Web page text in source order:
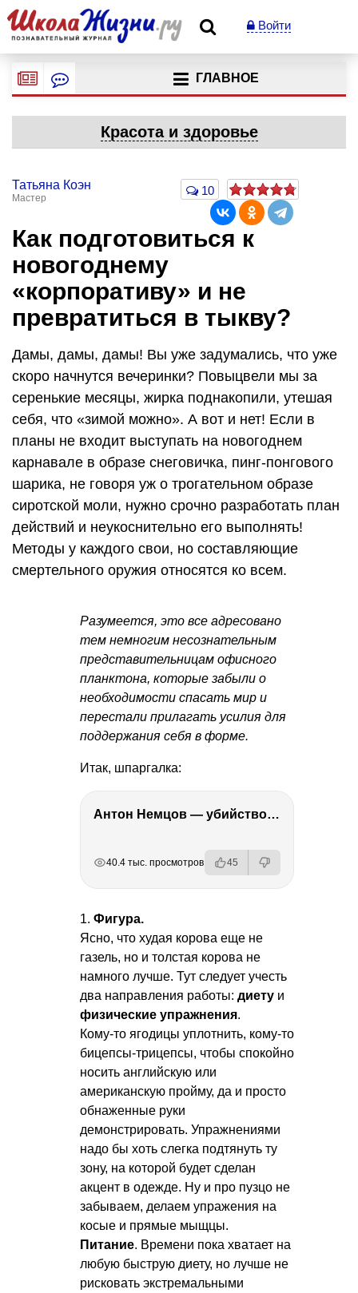
Войти
ГЛАВНОЕ
Красота и здоровье
Татьяна Коэн
Мастер
10
Как подготовиться к
новогоднему
«корпоративу» и не
превратиться в тыкву?
Дамы, дамы, дамы! Вы уже задумались, что уже
скоро начнутся вечеринки? Повыцвели мы за
серенькие месяцы, жирка поднакопили, утешая
себя, что «зимой можно». А вот и нет! Если в
планы не входит выступать на новогоднем
карнавале в образе снеговичка, пинг-понгового
шарика, не говоря уж о трогательном образе
сиротской моли, нужно срочно разработать план
действий и неукоснительно его выполнять!
Методы у каждого свои, но составляющие
смертельного оружия относятся ко всем.
Разумеется, это все адресовано
тем немногим несознательным
представительницам офисного
планктона, которые забыли о
необходимости спасать мир и
перестали прилагать усилия для
поддержания себя в форме.
Итак, шпаргалка:
Антон Немцов — убийство Бориса Немцова, переезд в Дубай, семья и политика
40.4 тыс. просмотров 45
1. Фигура.
Ясно, что худая корова еще не
газель, но и толстая корова не
намного лучше. Тут следует учесть
два направления работы: диету и
физические упражнения.
Кому-то ягодицы уплотнить, кому-то
бицепсы-трицепсы, чтобы спокойно
носить английскую или
американскую пройму, да и просто
обнаженные руки
демонстрировать. Упражнениями
надо бы хоть слегка подтянуть ту
зону, на которой будет сделан
акцент в одежде. Ну и про пузцо не
забываем, делаем упражения на
косые и прямые мыщцы.
Питание. Времени пока хватает на
любую быструю диету, но лучше не
рисковать экстремальными